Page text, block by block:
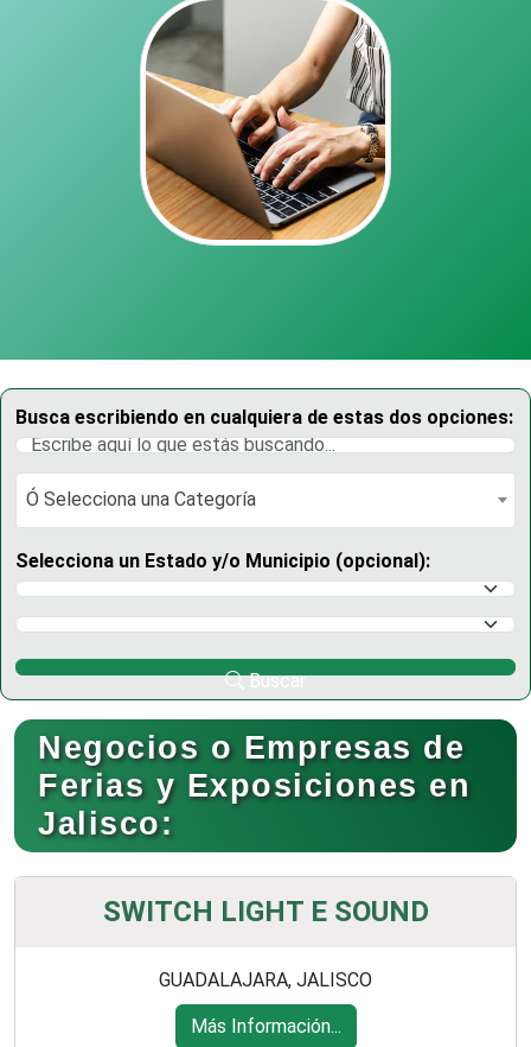
Busca escribiendo en cualquiera de estas dos opciones:
Ó Selecciona una Categoría
Ó Selecciona una Categoría
Selecciona un Estado y/o Municipio (opcional):
Selecciona un Estado
Selecciona un Municipio
Buscar
Negocios o Empresas de
Ferias y Exposiciones en
Jalisco:
SWITCH LIGHT E SOUND
GUADALAJARA, JALISCO
Más Información...